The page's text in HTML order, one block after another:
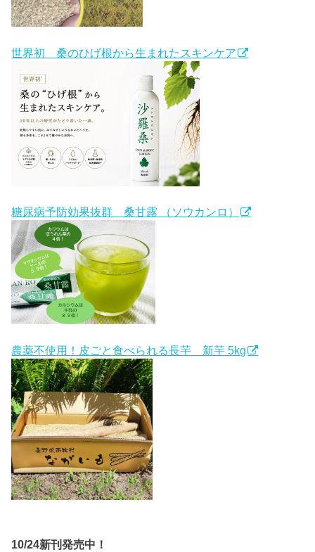
世界初 桑のひげ根から生まれたスキンケア
糖尿病予防効果抜群 桑甘露 （ソウカンロ）
農薬不使用！皮ごと食べられる長芋 新芋 5kg
10/24新刊発売中！